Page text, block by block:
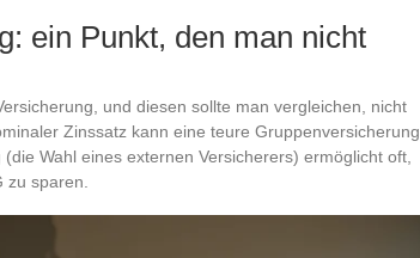
ein Punkt, den man nicht
und diesen sollte man vergleichen, nicht
Zinssatz kann eine teure Gruppenversicherung
Wahl eines externen Versicherers) ermöglicht oft,
zu sparen.